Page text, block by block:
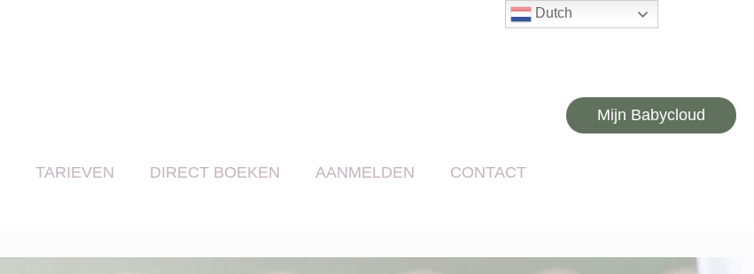
TARIEVEN DIRECT BOEKEN AANMELDEN CONTACT
Mijn Babycloud
Dutch